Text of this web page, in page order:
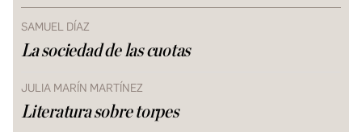
SAMUEL DÍAZ
La sociedad de las cuotas
JULIA MARÍN MARTÍNEZ
Literatura sobre torpes